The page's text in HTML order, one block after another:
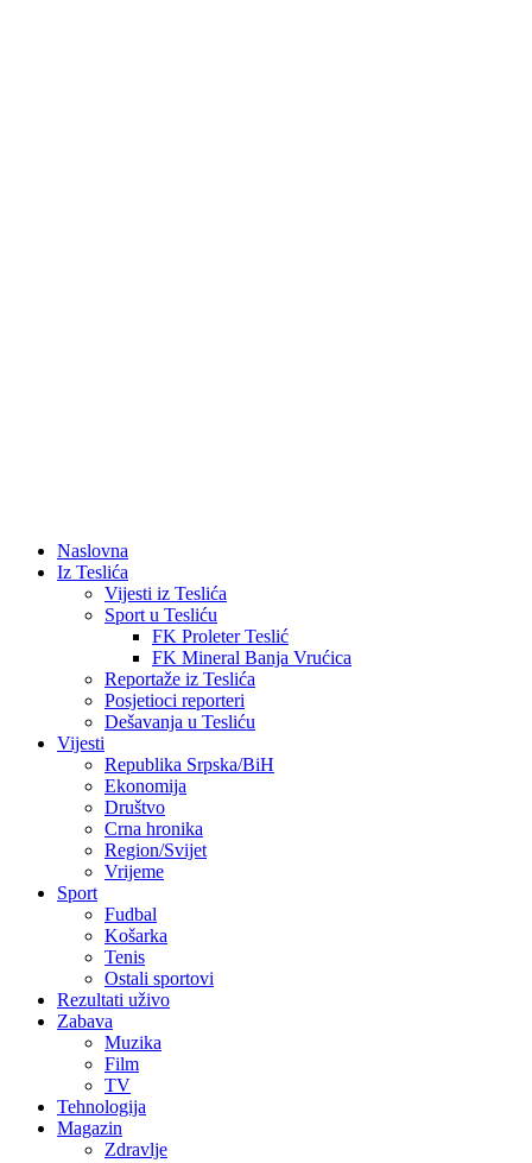
Naslovna
Iz Teslića
Vijesti iz Teslića
Sport u Tesliću
FK Proleter Teslić
FK Mineral Banja Vrućica
Reportaže iz Teslića
Posjetioci reporteri
Dešavanja u Tesliću
Vijesti
Republika Srpska/BiH
Ekonomija
Društvo
Crna hronika
Region/Svijet
Vrijeme
Sport
Fudbal
Košarka
Tenis
Ostali sportovi
Rezultati uživo
Zabava
Muzika
Film
TV
Tehnologija
Magazin
Zdravlje